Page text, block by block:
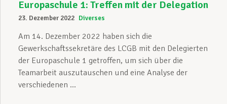
Europaschule 1: Treffen mit der Delegation
23. Dezember 2022 Diverses
Am 14. Dezember 2022 haben sich die
Gewerkschaftssekretäre des LCGB mit den Delegierten
der Europaschule 1 getroffen, um sich über die
Teamarbeit auszutauschen und eine Analyse der
verschiedenen ...